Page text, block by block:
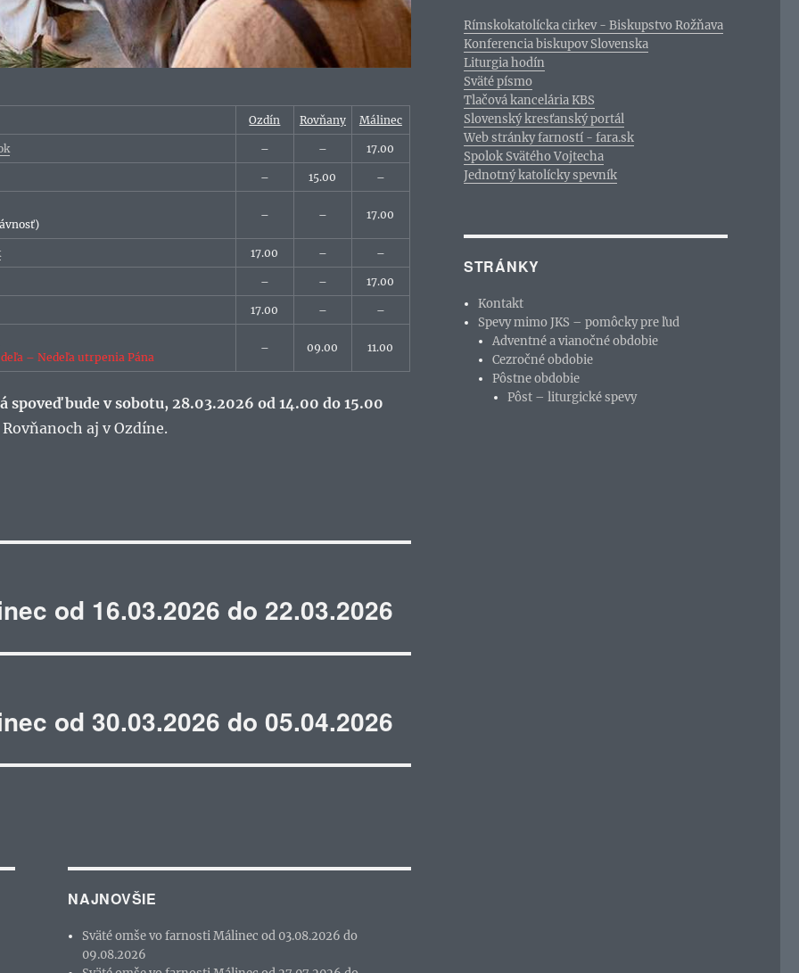
Ozdín Rovňany Málinec
– – 17.00
– 15.00 –
– – 17.00
17.00 – –
– – 17.00
17.00 – –
– Nedeľa utrpenia Pána
– 09.00 11.00
spoveď bude v sobotu, 28.03.2026 od 14.00 do 15.00
aj v Ozdíne.
od 16.03.2026 do 22.03.2026
od 30.03.2026 do 05.04.2026
NAJNOVŠIE
Sväté omše vo farnosti Málinec od 03.08.2026 do
09.08.2026
Rímskokatolícka cirkev - Biskupstvo Rožňava
Konferencia biskupov Slovenska
Liturgia hodín
Sväté písmo
Tlačová kancelária KBS
Slovenský kresťanský portál
Web stránky farností - fara.sk
Spolok Svätého Vojtecha
Jednotný katolícky spevník
STRÁNKY
Kontakt
Spevy mimo JKS – pomôcky pre ľud
Adventné a vianočné obdobie
Cezročné obdobie
Pôstne obdobie
Pôst – liturgické spevy